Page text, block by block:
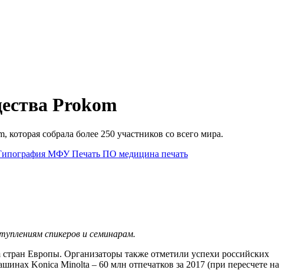
Prokom
собрала более 250 участников со всего мира.
МФУПечать ПО медицина печать
спикеров и семинарам.
Европы. Организаторы также отметили успехи российских
Konica Minolta – 60 млн отпечатков за 2017 (при пересчете на